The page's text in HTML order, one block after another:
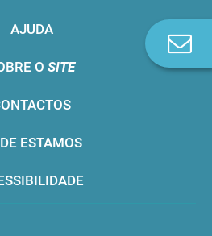
AJUDA
O SITE
ESTAMOS